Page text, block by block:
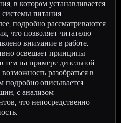
в котором устанавливается
системы питания
подробно рассматриваются
что позволяет читателю
внимание в работе.
освещает принципы
на примере дизельной
разобраться в
подробно описывается
с анализом
что непосредственно